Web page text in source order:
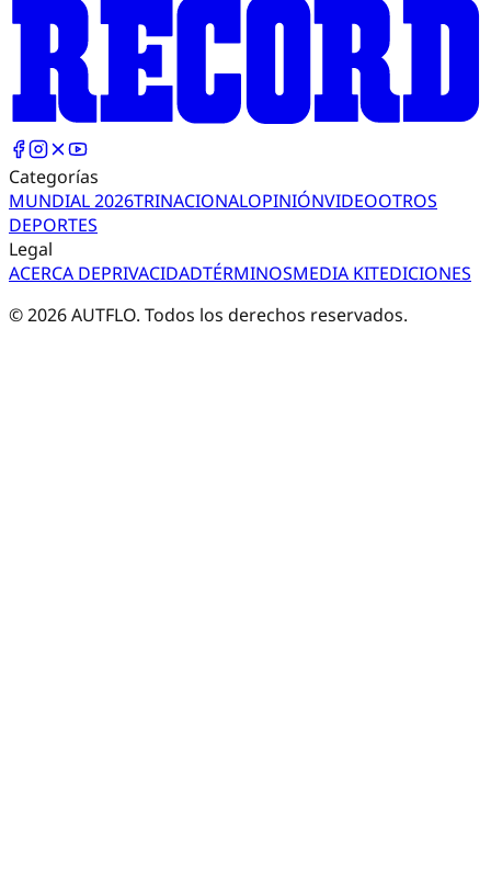
Categorías
MUNDIAL 2026TRINACIONALOPINIÓNVIDEOOTROS
DEPORTES
Legal
ACERCA DEPRIVACIDADTÉRMINOSMEDIA KITEDICIONES
©2026AUTFLO. Todos los derechos reservados.